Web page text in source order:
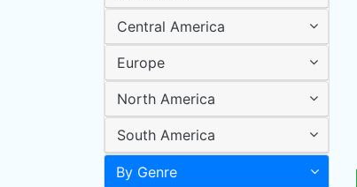
Central America
Europe
North America
South America
By Genre